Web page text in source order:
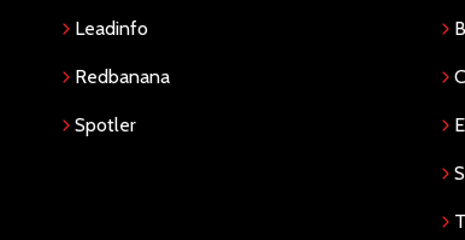
Leadinfo
Redbanana
Spotler